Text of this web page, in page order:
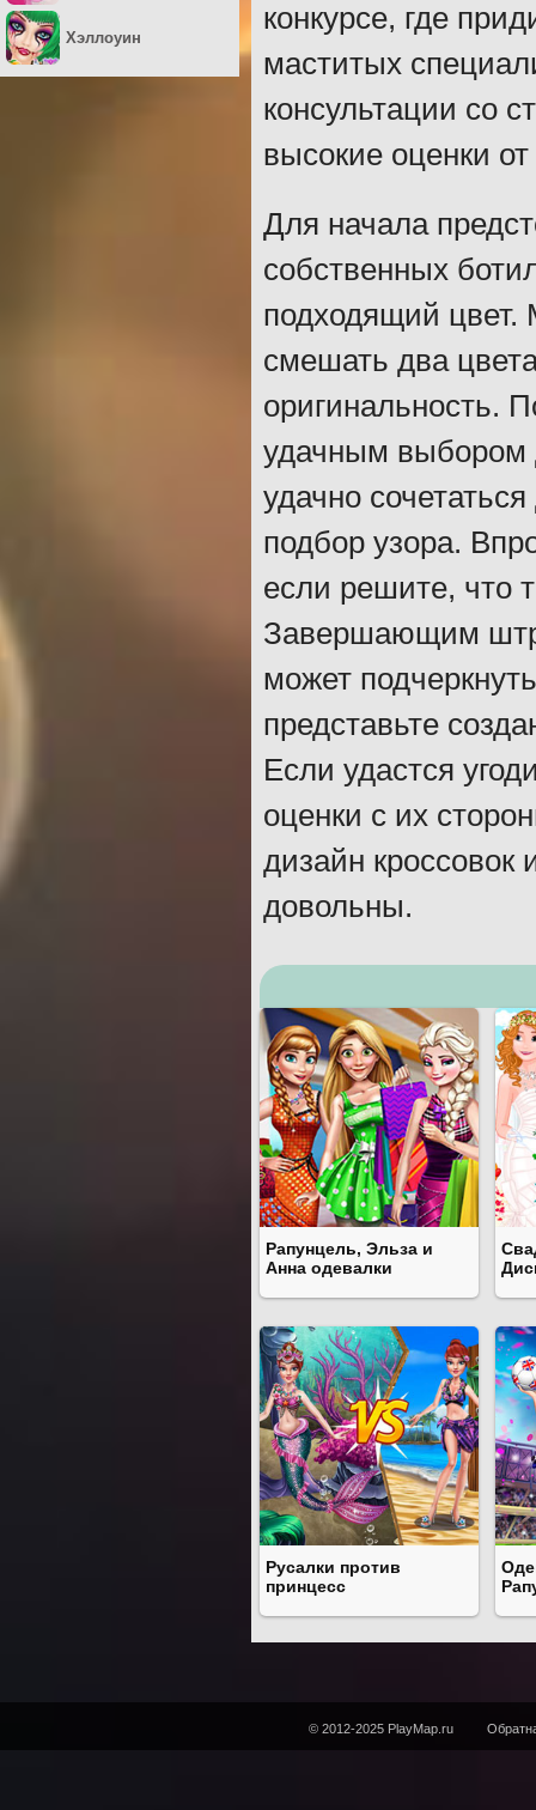
конкурсе, где
маститых
консультации со
высокие оценки
Для начала
собственных
подходящий цвет.
смешать два
оригинальность.
удачным выбором
удачно
подбор узора.
если решите, что
Завершающим
может
представьте
Если удастся
оценки с их
дизайн
довольны.
Рапунцель, Эльза и
Анна одевалки
Русалки против
принцесс
Хэллоуин
© 2012-2025 PlayMap.ru